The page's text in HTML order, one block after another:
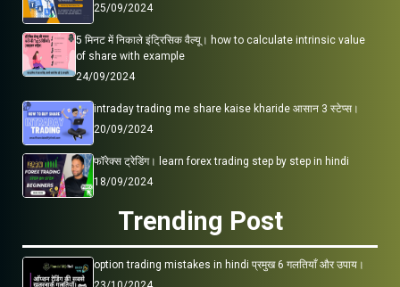
25/09/2024
5 मिनट में निकाले इंट्रिसिक वैल्यू। how to calculate intrinsic value
of share with example
24/09/2024
intraday trading me share kaise kharide आसान 3 स्टेप्स।
20/09/2024
फॉरेक्स ट्रेडिंग। learn forex trading step by step in hindi
18/09/2024
Trending Post
option trading mistakes in hindi प्रमुख 6 गलतियाँ और उपाय।